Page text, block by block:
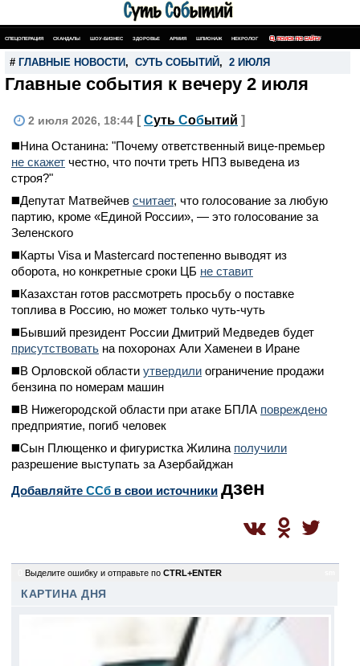
СПЕЦОПЕРАЦИЯ СКАНДАЛЫ ШОУ-БИЗНЕС ЗДОРОВЬЕ АРМИЯ ШПИОНАЖ НЕКРОЛОГ ПОИСК ПО САЙТУ
# ГЛАВНЫЕ НОВОСТИ , СУТЬ СОБЫТИЙ , 2 ИЮЛЯ
Главные события к вечеру 2 июля
2 июля 2026, 18:44 [ Суть Событий ]
◼️Нина Останина: "Почему ответственный вице-премьер
не скажет честно, что почти треть НПЗ выведена из
строя?"
◼️Депутат Матвейчев считает, что голосование за любую
партию, кроме «Единой России», — это голосование за
Зеленского
◼️Карты Visa и Mastercard постепенно выводят из
оборота, но конкретные сроки ЦБ не ставит
◼️Казахстан готов рассмотреть просьбу о поставке
топлива в Россию, но может только чуть-чуть
◼️Бывший президент России Дмитрий Медведев будет
присутствовать на похоронах Али Хаменеи в Иране
◼️В Орловской области утвердили ограничение продажи
бензина по номерам машин
◼️В Нижегородской области при атаке БПЛА повреждено
предприятие, погиб человек
◼️Сын Плющенко и фигуристка Жилина получили
разрешение выступать за Азербайджан
Добавляйте CСб в свои источники дзен
Выделите ошибку и отправьте по CTRL+ENTER
КАРТИНА ДНЯ